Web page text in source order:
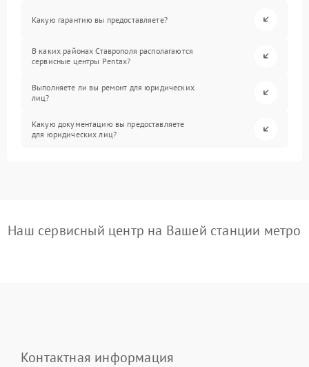
Какую гарантию вы предоставляете?
В каких районах Ставрополя располагаются
сервисные центры Pentax?
Выполняете ли вы ремонт для юридических
лиц?
Какую документацию вы предоставляете
для юридических лиц?
Наш сервисный центр на Вашей станции метро
Контактная информация